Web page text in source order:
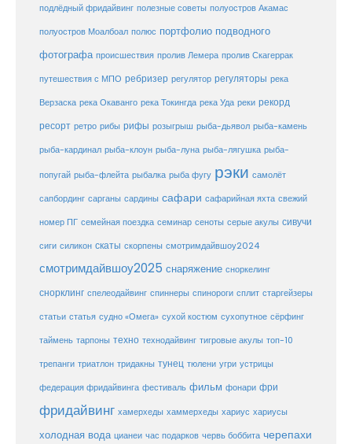
подлёдный фридайвинг полезные советы полуостров Акамас
полуостров Моалбоал полюс портфолио подводного
фотографа происшествия пролив Лемера пролив Скагеррак
путешествия с МПО ребризер регулятор регуляторы река
Верзаска река Окаванго река Токингда река Уда реки рекорд
ресорт ретро рибы рифы розыгрыш рыба-дьявол рыба-камень
рыба-кардинал рыба-клоун рыба-луна рыба-лягушка рыба-
попугай рыба-флейта рыбалка рыба фугу рэки самолёт
сапбординг сарганы сардины сафари сафарийная яхта свежий
номер ПГ семейная поездка семинар сеноты серые акулы сивучи
сиги силикон скаты скорпены смотримдайвшоу2024
смотримдайвшоу2025 снаряжение сноркелинг
снорклинг спелеодайвинг спиннеры спинороги сплит старгейзеры
статьи статья судно «Омега» сухой костюм сухопутное сёрфинг
таймень тарпоны техно технодайвинг тигровые акулы топ-10
трепанги триатлон тридакны тунец тюлени угри устрицы
федерация фридайвинга фестиваль фильм фонари фри
фридайвинг хамерхеды хаммерхеды хариус хариусы
холодная вода цианеи час подарков червь боббита черепахи